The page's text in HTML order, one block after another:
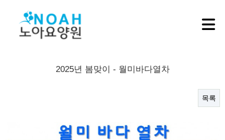
2025년 봄맞이 - 월미바다열차
목록